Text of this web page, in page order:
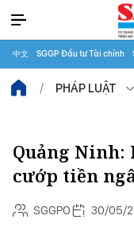
中文 SGGP Đầu tư Tài chính
PHÁP LUẬT
Quảng Ninh:
cướp tiền
SGGPO 30/05/